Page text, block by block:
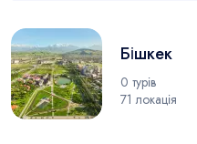
Бішкек
0 турів
71 локація